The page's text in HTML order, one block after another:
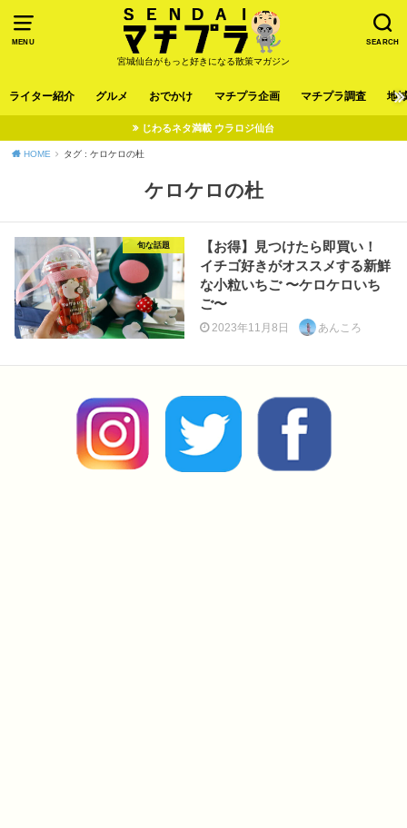
MENU SEARCH
宮城仙台がもっと好きになる散策マガジン
ライター紹介 グルメ おでかけ マチプラ企画 マチプラ調査 地
じわるネタ満載 ウラロジ仙台
HOME タグ : ケロケロの杜
ケロケロの杜
旬な話題
【お得】見つけたら即買い！
イチゴ好きがオススメする新鮮
な小粒いちご 〜ケロケロいち
ご〜
2023年11月8日 あんころ